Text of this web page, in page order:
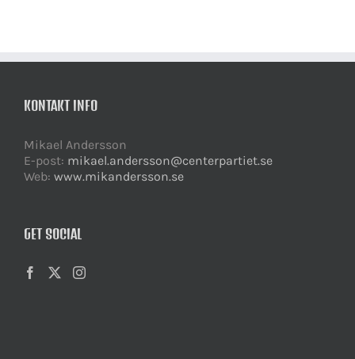
KONTAKT INFO
Mikael Andersson
E-post: mikael.andersson@centerpartiet.se
Web: www.mikandersson.se
GET SOCIAL